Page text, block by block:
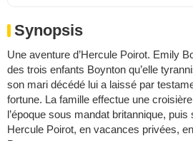
Synopsis
Une aventure d’Hercule Poirot. Emily
des trois enfants Boynton qu’elle
son mari décédé lui a laissé par
fortune. La famille effectue une
l’époque sous mandat britannique,
Hercule Poirot, en vacances privées,